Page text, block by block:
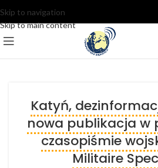
Skip to navigation
Skip to main content
Katyń,
nowa publikacja w
czasopiśmie
Militaire